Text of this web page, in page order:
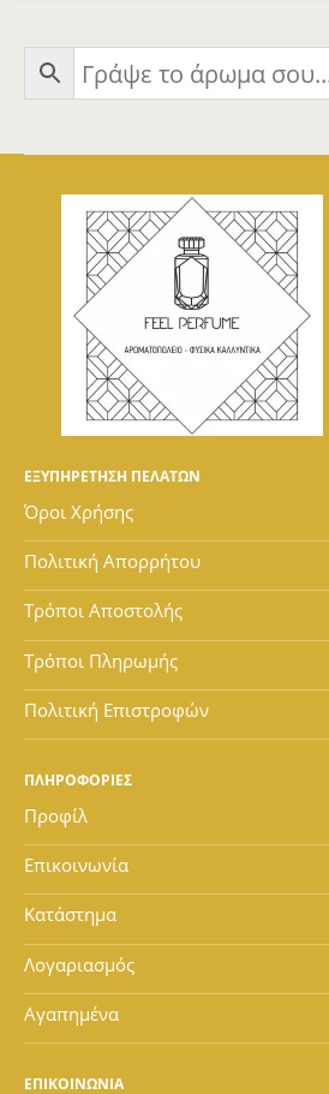
ΕΞΥΠΗΡΕΤΗΣΗ ΠΕΛΑΤΩΝ
Όροι Χρήσης
Πολιτική Απορρήτου
Τρόποι Αποστολής
Τρόποι Πληρωμής
Πολιτική Επιστροφών
ΠΛΗΡΟΦΟΡΙΕΣ
Προφίλ
Επικοινωνία
Κατάστημα
Λογαριασμός
Αγαπημένα
ΕΠΙΚΟΙΝΩΝΙΑ